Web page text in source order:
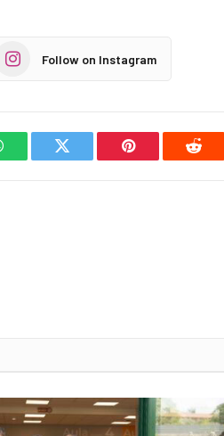
Follow on Instagram
Twitter Pinterest